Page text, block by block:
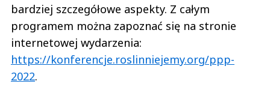
bardziej szczegółowe aspekty. Z całym
programem można zapoznać się na stronie
internetowej wydarzenia:
https://konferencje.roslinniejemy.org/ppp-
2022.